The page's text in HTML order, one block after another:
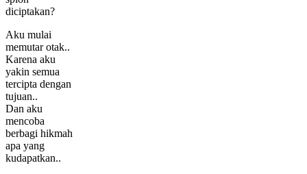
diciptakan?
Aku mulai
memutar otak..
Karena aku
yakin semua
tercipta dengan
tujuan..
Dan aku
mencoba
berbagi hikmah
apa yang
kudapatkan..